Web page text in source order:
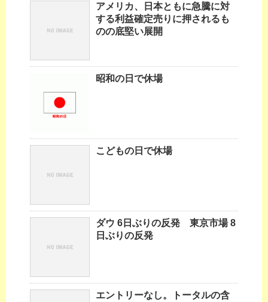
アメリカ、日本ともに急騰に対
する利益確定売りに押されるも
のの底堅い展開
昭和の日で休場
こどもの日で休場
ダウ 6日ぶりの反発 東京市場 8
日ぶりの反発
エントリーなし。トータルの含